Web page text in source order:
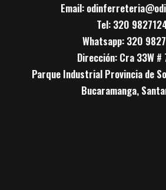
Email:
Tel: 320
Whatsapp: 320
Dirección: Cra 33W #
Parque Industrial Provincia de
Bucaramanga,